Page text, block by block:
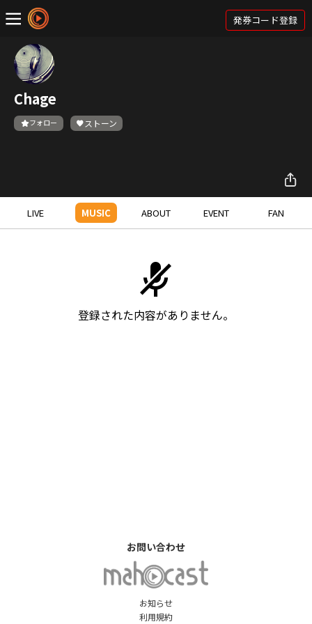
発券コード登録
Chage
フォロー ストーン
LIVE MUSIC ABOUT EVENT FAN
登録された内容がありません。
お知らせ
利用規約
お問い合わせ